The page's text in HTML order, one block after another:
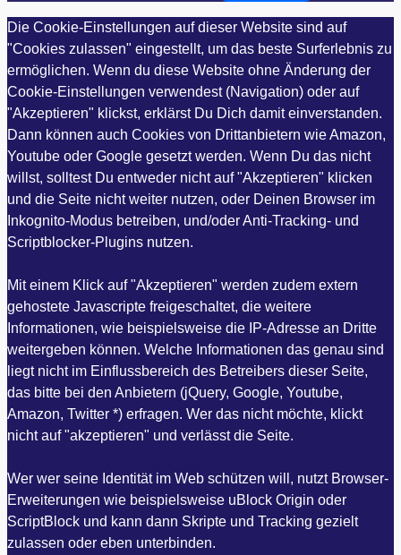
Die Cookie-Einstellungen auf dieser Website sind auf
"Cookies zulassen" eingestellt, um das beste Surferlebnis zu
ermöglichen. Wenn du diese Website ohne Änderung der
Cookie-Einstellungen verwendest (Navigation) oder auf
"Akzeptieren" klickst, erklärst Du Dich damit einverstanden.
Dann können auch Cookies von Drittanbietern wie Amazon,
Youtube oder Google gesetzt werden. Wenn Du das nicht
willst, solltest Du entweder nicht auf "Akzeptieren" klicken
und die Seite nicht weiter nutzen, oder Deinen Browser im
Inkognito-Modus betreiben, und/oder Anti-Tracking- und
Scriptblocker-Plugins nutzen.
Mit einem Klick auf "Akzeptieren" werden zudem extern
gehostete Javascripte freigeschaltet, die weitere
Informationen, wie beispielsweise die IP-Adresse an Dritte
weitergeben können. Welche Informationen das genau sind
liegt nicht im Einflussbereich des Betreibers dieser Seite,
das bitte bei den Anbietern (jQuery, Google, Youtube,
Amazon, Twitter *) erfragen. Wer das nicht möchte, klickt
nicht auf "akzeptieren" und verlässt die Seite.
Wer wer seine Identität im Web schützen will, nutzt Browser-
Erweiterungen wie beispielsweise uBlock Origin oder
ScriptBlock und kann dann Skripte und Tracking gezielt
zulassen oder eben unterbinden.